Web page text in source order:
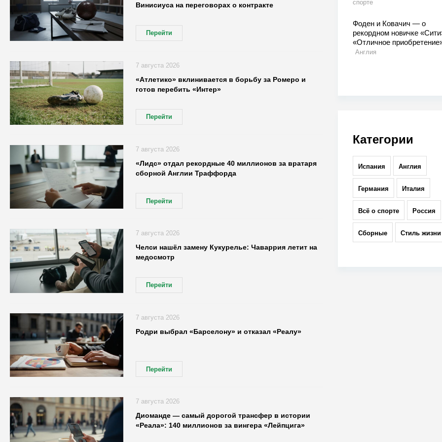
спорте
Фоден и Ковачич — о
рекордном новичке
«Отличное
Англия
Категории
Испания Англия
Германия Италия
Всё о спорте Россия
Сборные Стиль жизни
Винисиуса на переговорах о контракте
Перейти
«Атлетико» вклинивается в борьбу за Ромеро и
готов перебить «Интер»
Перейти
7 августа 2026
«Лидс» отдал рекордные 40 миллионов за вратаря
сборной Англии Траффорда
Перейти
7 августа 2026
Челси нашёл замену Кукурелье: Чаваррия летит на
медосмотр
Перейти
7 августа 2026
Родри выбрал «Барселону» и отказал «Реалу»
Перейти
7 августа 2026
Диоманде — самый дорогой трансфер в истории
«Реала»: 140 миллионов за вингера «Лейпцига»
7 августа 2026